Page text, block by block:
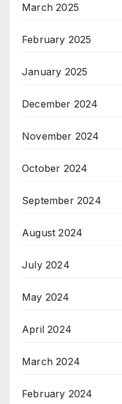
March 2025
February 2025
January 2025
December 2024
November 2024
October 2024
September 2024
August 2024
July 2024
May 2024
April 2024
March 2024
February 2024